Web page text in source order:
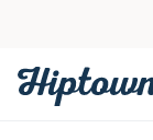
contenu